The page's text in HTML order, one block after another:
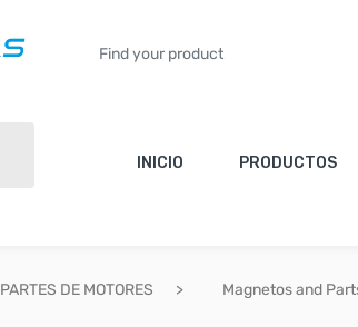
INICIO PRODUCTOS
PARTES DE MOTORES Magnetos and